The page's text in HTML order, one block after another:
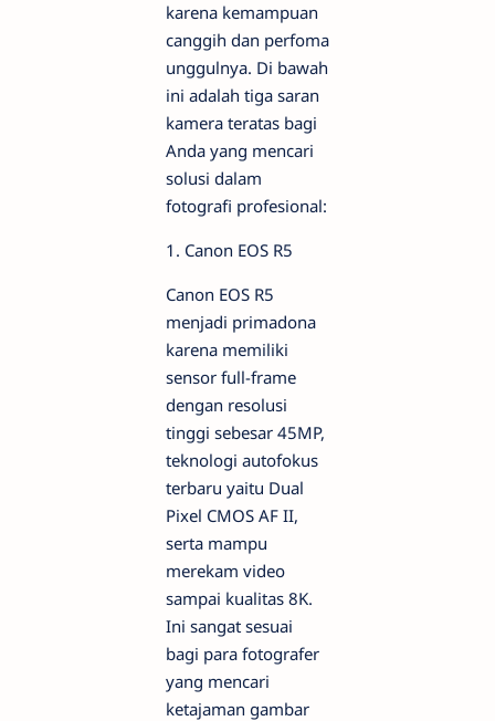
karena kemampuan
canggih dan perfoma
unggulnya. Di bawah
ini adalah tiga saran
kamera teratas bagi
Anda yang mencari
solusi dalam
fotografi profesional:
1. Canon EOS R5
Canon EOS R5
menjadi primadona
karena memiliki
sensor full-frame
dengan resolusi
tinggi sebesar 45MP,
teknologi autofokus
terbaru yaitu Dual
Pixel CMOS AF II,
serta mampu
merekam video
sampai kualitas 8K.
Ini sangat sesuai
bagi para fotografer
yang mencari
ketajaman gambar